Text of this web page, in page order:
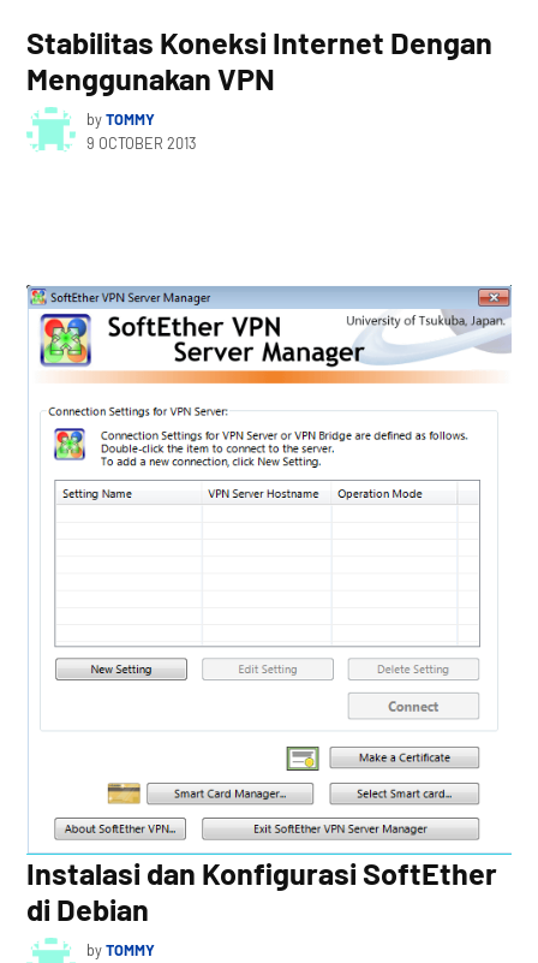
Stabilitas Koneksi Internet Dengan
Menggunakan VPN
byTOMMY
9 OCTOBER 2013
Instalasi dan Konfigurasi SoftEther
di Debian
byTOMMY